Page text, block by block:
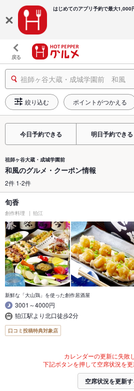
はじめてのアプリ予約で最大1,000
戻る
祖師ヶ谷大蔵・成城学園前 和風
絞り込む ポイントがつかえる
今日予約できる 明日予約できる
祖師ヶ谷大蔵・成城学園前
和風のグルメ・クーポン情報
2件 1-2件
旬香
創作料理 狛江
新鮮な「大山鶏」を使った創作居酒屋
3001～4000円
狛江駅より北口徒歩2分
口コミ投稿特典対象店
カレンダーの更新に失敗
下記ボタンを押して空席状況を更
空席状況を更新